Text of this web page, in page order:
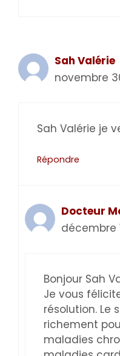
Sah Valérie
novembre
Sah Valérie je
Répondre
Docteur
décembre
Bonjour Sah
Je vous
résolution. Le
richement
maladies